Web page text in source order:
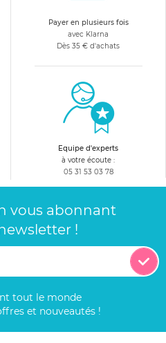
Payer en plusieurs fois
avec Klarna
Dès 35 € d'achats
Equipe d'experts
à votre écoute :
05 31 53 03 78
vous abonnant
!
tout le monde
et nouveautés !